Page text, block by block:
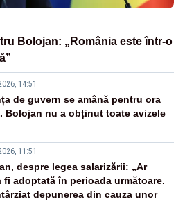
Bolojan: „România este într-o
14:51
de guvern se amână pentru ora
Bolojan nu a obținut toate avizele
11:51
despre legea salarizării: „Ar
fi adoptată în perioada următoare.
depunerea din cauza unor